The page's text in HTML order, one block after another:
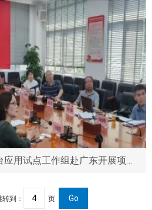
中央电教馆智能研修平台应用试点工作组赴广东开展项目调研
转到： 页